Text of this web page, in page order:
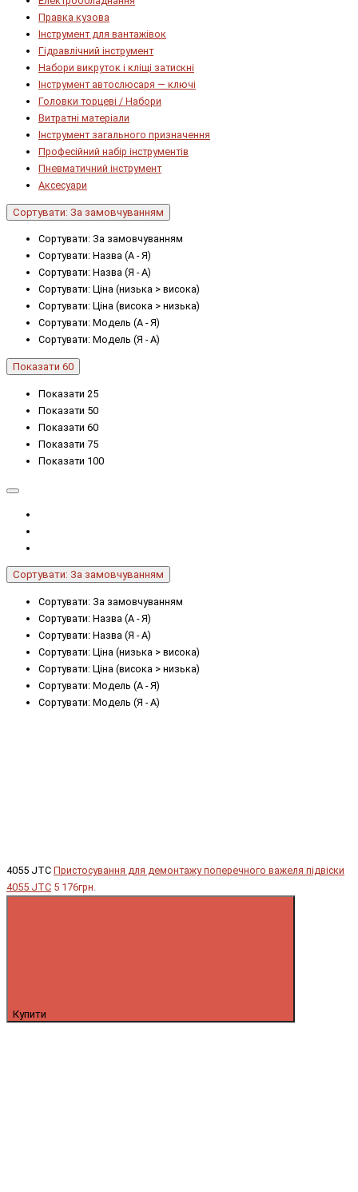
Правка кузова
Інструмент для вантажівок
Гідравлічний інструмент
Набори викруток і кліщі затискні
Інструмент автослюсаря — ключі
Головки торцеві / Набори
Витратні матеріали
Інструмент загального призначення
Професійний набір інструментів
Пневматичний інструмент
Аксесуари
Сортувати: За замовчуванням
Сортувати: За замовчуванням
Сортувати: Назва (А - Я)
Сортувати: Назва (Я - А)
Сортувати: Ціна (низька > висока)
Сортувати: Ціна (висока > низька)
Сортувати: Модель (А - Я)
Сортувати: Модель (Я - А)
Показати 60
Показати 25
Показати 50
Показати 60
Показати 75
Показати 100
Сортувати: За замовчуванням
Сортувати: За замовчуванням
Сортувати: Назва (А - Я)
Сортувати: Назва (Я - А)
Сортувати: Ціна (низька > висока)
Сортувати: Ціна (висока > низька)
Сортувати: Модель (А - Я)
Сортувати: Модель (Я - А)
4055 JTC Пристосування для демонтажу поперечного важеля підвіски
4055 JTC 5 176грн.
Купити